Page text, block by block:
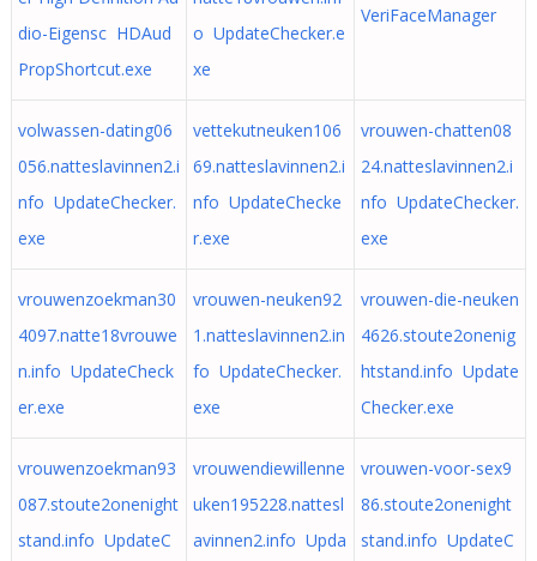
dio-Eigensc HDAud
PropShortcut.exe
o UpdateChecker.e
xe
VeriFaceManager
volwassen-dating06
056.natteslavinnen2.i
nfo UpdateChecker.
exe
vettekutneuken106
69.natteslavinnen2.i
nfo UpdateChecke
r.exe
vrouwen-chatten08
24.natteslavinnen2.i
nfo UpdateChecker.
exe
vrouwenzoekman30
4097.natte18vrouwe
n.info UpdateCheck
er.exe
vrouwen-neuken92
1.natteslavinnen2.in
fo UpdateChecker.
exe
vrouwen-die-neuken
4626.stoute2onenig
htstand.info Update
Checker.exe
vrouwenzoekman93
087.stoute2onenight
stand.info UpdateC
vrouwendiewillenne
uken195228.nattesl
avinnen2.info Upda
vrouwen-voor-sex9
86.stoute2onenight
stand.info UpdateC